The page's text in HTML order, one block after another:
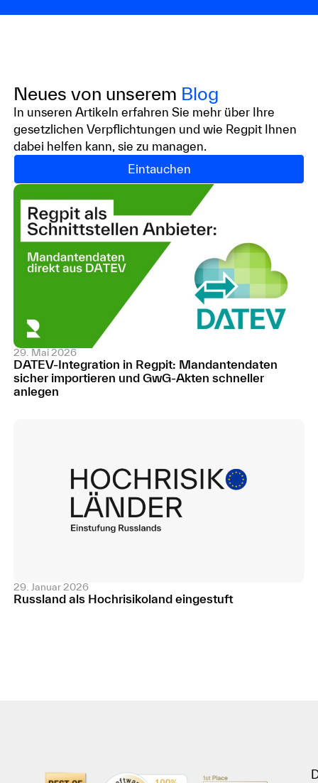
Neues von unserem Blog
In unseren Artikeln erfahren Sie mehr über Ihre
gesetzlichen Verpflichtungen und wie Regpit Ihnen
dabei helfen kann, sie zu managen.
Eintauchen
29. Mai 2026
DATEV-Integration in Regpit: Mandantendaten
sicher importieren und GwG-Akten schneller
anlegen
29. Januar 2026
Russland als Hochrisikoland eingestuft